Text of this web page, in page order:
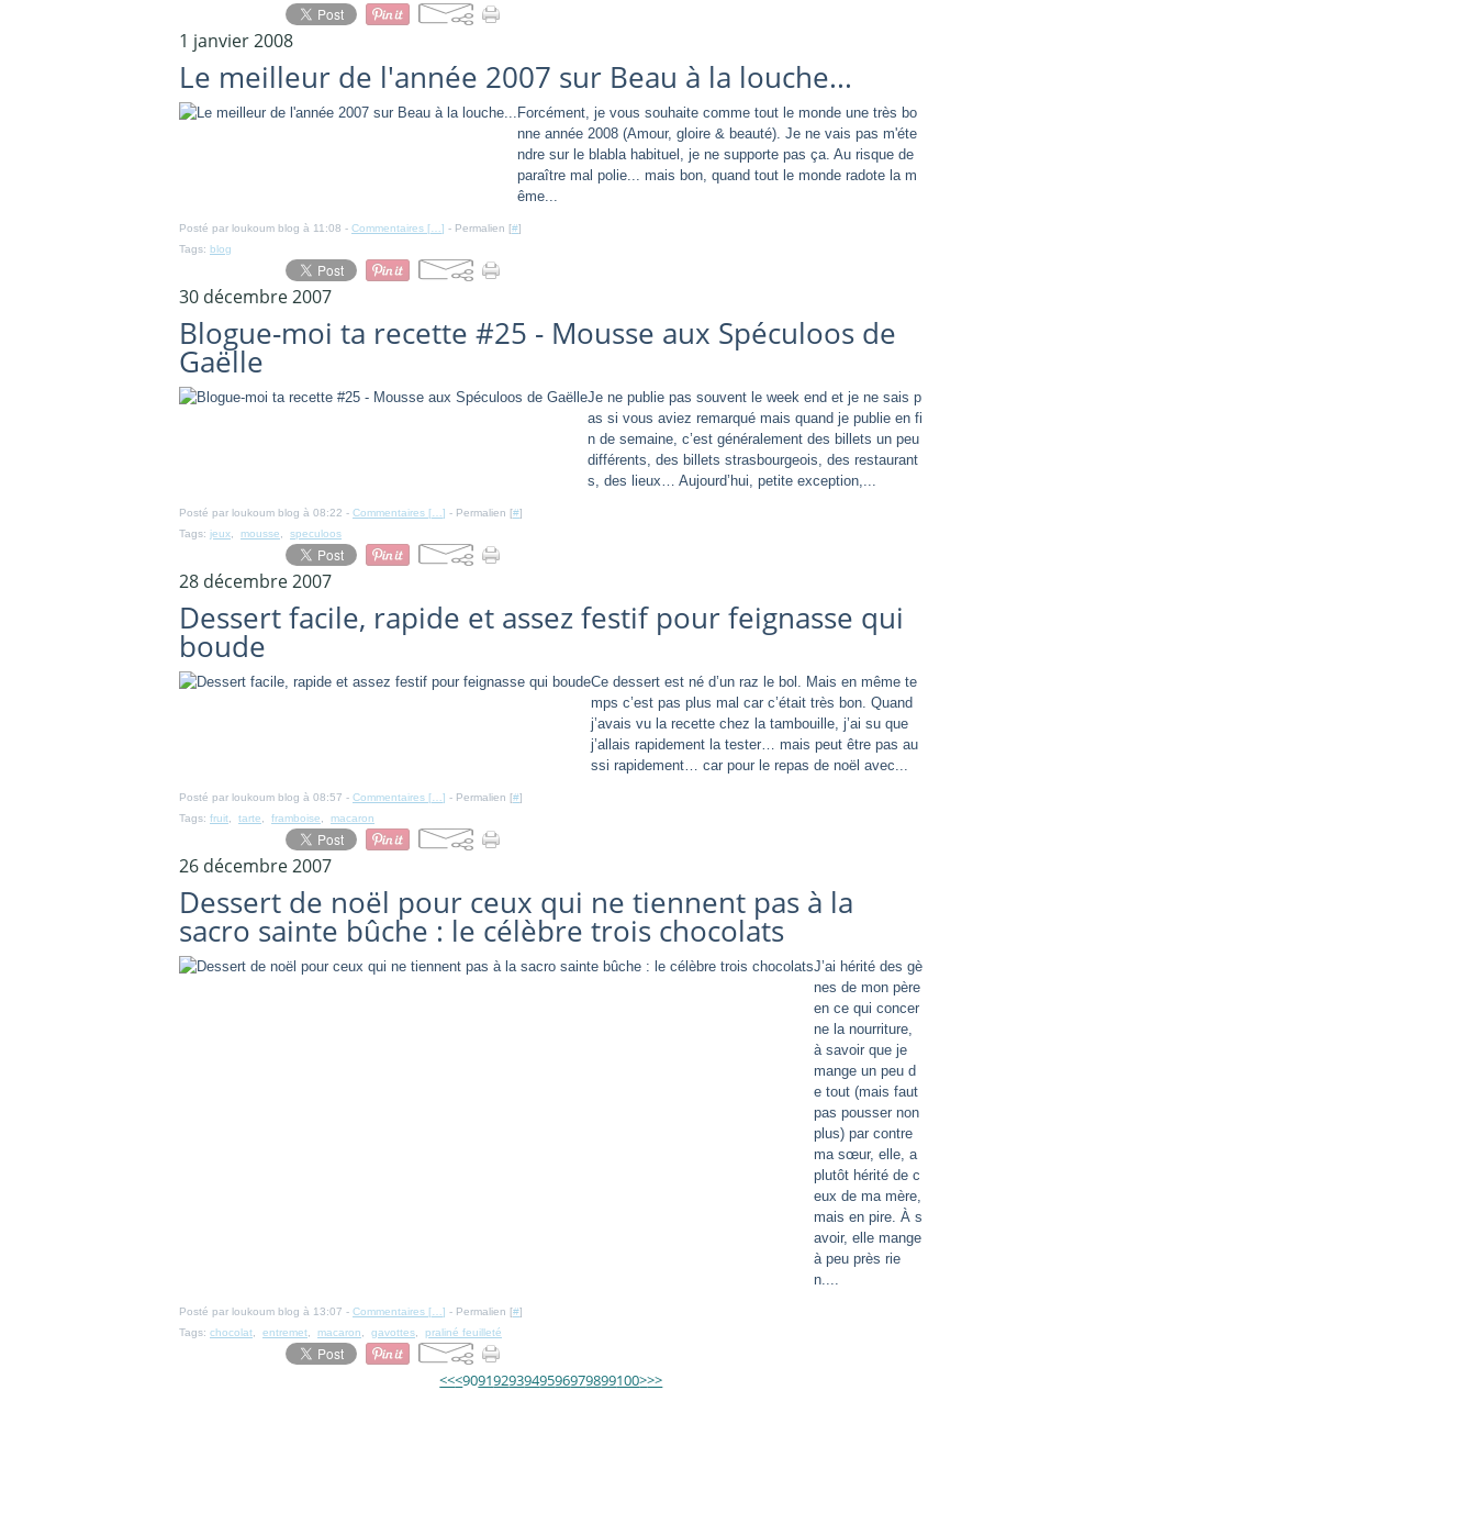
1 janvier 2008
Le meilleur de l'année 2007 sur Beau à la louche...
Forcément, je vous souhaite comme tout le monde une très bo
nne année 2008 (Amour, gloire & beauté). Je ne vais pas m'éte
ndre sur le blabla habituel, je ne supporte pas ça. Au risque de
paraître mal polie... mais bon, quand tout le monde radote la m
ême...
Posté par loukoum blog à 11:08 - Commentaires [ ] - Permalien [#]
Tags: blog
30 décembre 2007
Blogue-moi ta recette #25 - Mousse aux Spéculoos de
Gaëlle
Je ne publie pas souvent le week end et je ne sais p
as si vous aviez remarqué mais quand je publie en fi
n de semaine, c’est généralement des billets un peu
différents, des billets strasbourgeois, des restaurant
s, des lieux… Aujourd’hui, petite exception,...
Posté par loukoum blog à 08:22 - Commentaires [ ] - Permalien [#]
Tags: jeux mousse speculoos
28 décembre 2007
Dessert facile, rapide et assez festif pour feignasse qui
boude
Ce dessert est né d’un raz le bol. Mais en même te
mps c’est pas plus mal car c’était très bon. Quand
j’avais vu la recette chez la tambouille, j’ai su que
j’allais rapidement la tester… mais peut être pas au
ssi rapidement… car pour le repas de noël avec...
Posté par loukoum blog à 08:57 - Commentaires [ ] - Permalien [#]
Tags: fruit tarte framboise macaron
26 décembre 2007
Dessert de noël pour ceux qui ne tiennent pas à la
sacro sainte bûche : le célèbre trois chocolats
J’ai hérité des gè
nes de mon père
en ce qui concer
ne la nourriture,
à savoir que je
mange un peu d
e tout (mais faut
pas pousser non
plus) par contre
ma sœur, elle, a
plutôt hérité de c
eux de ma mère,
mais en pire. À s
avoir, elle mange
à peu près rie
n....
Posté par loukoum blog à 13:07 - Commentaires [ ] - Permalien [#]
Tags: chocolat entremet macaron gavottes praliné feuilleté
<<< 10
20
30
40
50
60
70
80
90919293949596979899100>>>